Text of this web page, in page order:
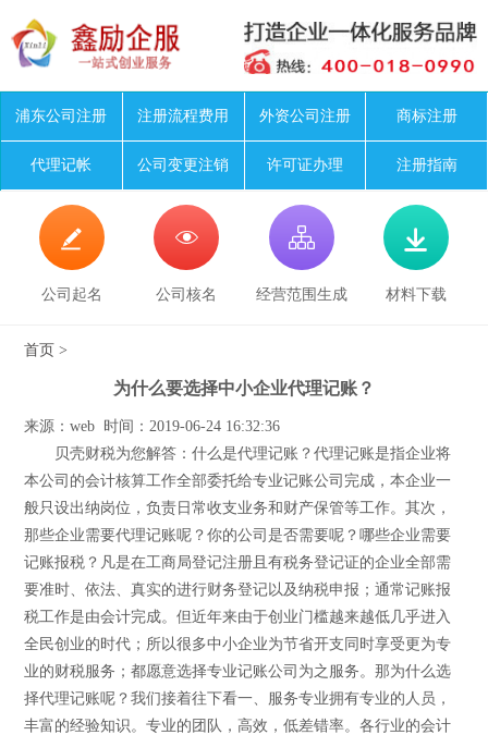
浦东公司注册 注册流程费用 外资公司注册 商标注册
代理记帐 公司变更注销 许可证办理 注册指南

公司起名

公司核名

经营范围生成

材料下载
首页 >
为什么要选择中小企业代理记账？
来源：web 时间：2019-06-24 16:32:36
贝壳财税为您解答：什么是代理记账？代理记账是指企业将
本公司的会计核算工作全部委托给专业记账公司完成，本企业一
般只设出纳岗位，负责日常收支业务和财产保管等工作。其次，
那些企业需要代理记账呢？你的公司是否需要呢？哪些企业需要
记账报税？凡是在工商局登记注册且有税务登记证的企业全部需
要准时、依法、真实的进行财务登记以及纳税申报；通常记账报
税工作是由会计完成。但近年来由于创业门槛越来越低几乎进入
全民创业的时代；所以很多中小企业为节省开支同时享受更为专
业的财税服务；都愿意选择专业记账公司为之服务。那为什么选
择代理记账呢？我们接着往下看一、服务专业拥有专业的人员，
丰富的经验知识。专业的团队，高效，低差错率。各行业的会计